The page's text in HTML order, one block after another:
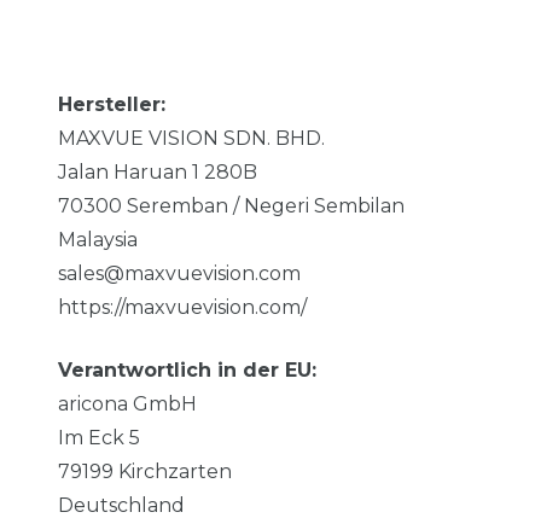
Hersteller:
MAXVUE VISION SDN. BHD.
Jalan Haruan 1 280B
70300 Seremban / Negeri Sembilan
Malaysia
sales@maxvuevision.com
https://maxvuevision.com/
Verantwortlich in der EU:
aricona GmbH
Im Eck 5
79199 Kirchzarten
Deutschland